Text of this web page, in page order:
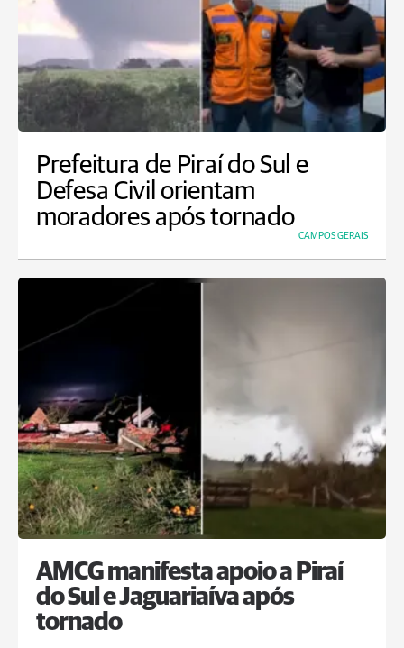
Prefeitura de Piraí do Sul e
Defesa Civil orientam
moradores após tornado
CAMPOS GERAIS
AMCG manifesta apoio a Piraí
do Sul e Jaguariaíva após
tornado